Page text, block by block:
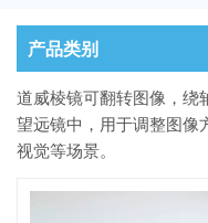
产品类别
道威棱镜可翻转图像，绕
望远镜中，用于调整图像
视觉等场景。